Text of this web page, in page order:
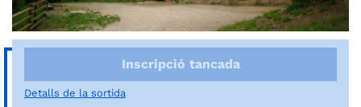
Inscripció tancada
Detalls de la sortida